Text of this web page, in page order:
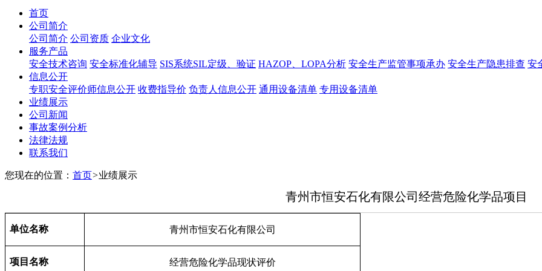
首页
公司简介
公司简介 公司资质 企业文化
服务产品
安全技术咨询 安全标准化辅导 SIS系统SIL定级、验证 HAZOP、LOPA分析 安全生产监管事项承办 安全生产隐患排查 安
信息公开
专职安全评价师信息公开 收费指导价 负责人信息公开 通用设备清单 专用设备清单
业绩展示
公司新闻
事故案例分析
法律法规
联系我们
您现在的位置： 首页>业绩展示
青州市恒安石化有限公司经营危险化学品项目
单位名称 青州市恒安石化有限公司
项目名称 经营危险化学品现状评价